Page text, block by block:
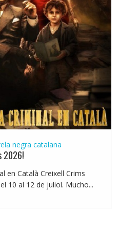
negra catalana
2026!
en Català Creixell Crims
10 al 12 de juliol. Mucho...